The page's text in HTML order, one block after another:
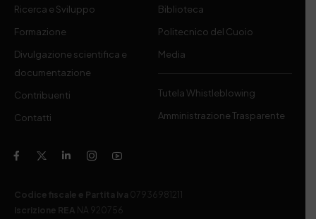
Ricerca e Sviluppo
Formazione
Divulgazione scientifica e
documentazione
Contribuenti
Contatti
Biblioteca
Politecnico del Cuoio
Media
Tutela Whistleblowing
Amministrazione Trasparente
Codice fiscale e Partita Iva 07936981211
Iscrizione REA NA 920756